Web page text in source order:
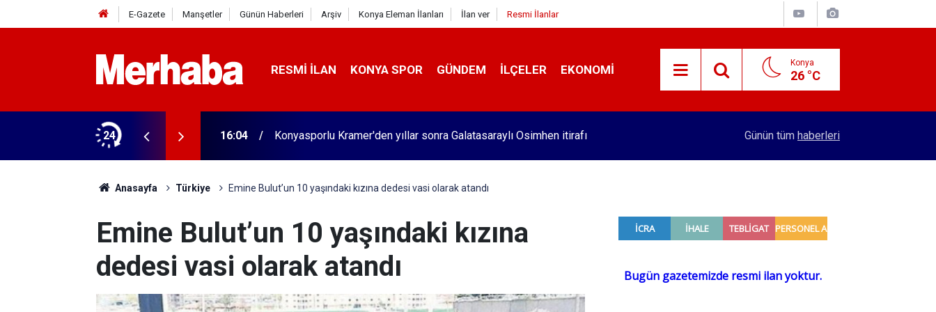
E-Gazete Manşetler Günün Haberleri Arşiv Konya Eleman İlanları İlan ver Resmi İlanlar
RESMI İLAN KONYA SPOR GÜNDEM İLÇELER EKONOMI Konya
26 °C
24
313 beygir motoru var 16:04 Konyasporlu Kramer'den yıllar sonra Galatasaraylı Osimhen itirafı Merkez Bankası rezervleri açıklandı
Günün tüm haberleri
Anasayfa Türkiye Emine Bulut’un 10 yaşındaki kızına dedesi vasi olarak atandı
Emine Bulut’un 10 yaşındaki kızına
dedesi vasi olarak atandı